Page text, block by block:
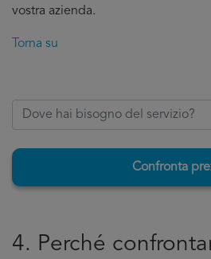
vostra azienda.
Torna su
Confronta
4. Perché